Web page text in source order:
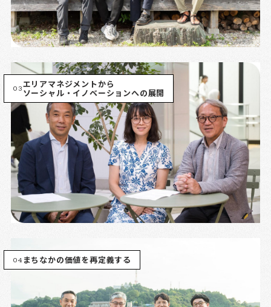
03エリアマネジメントから
ソーシャル・イノベーションへの展開
04 まちなかの価値を再定義する